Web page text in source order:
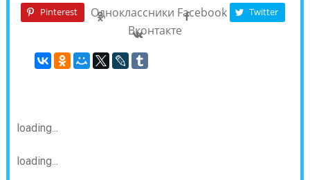
Pinterest Одноклассники Facebook Twitter
Вконтакте
loading...
loading...